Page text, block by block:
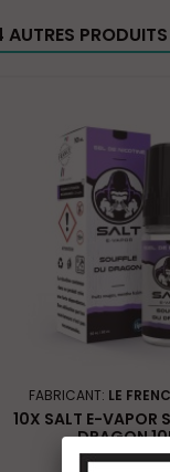
AUTRES
FABRICANT: LE
10X SALT E-VAPOR
DRAGON